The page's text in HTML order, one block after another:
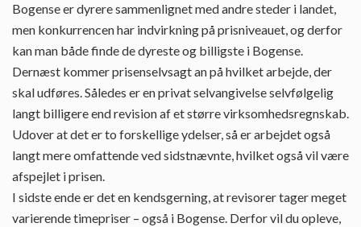
Bogense er dyrere sammenlignet med andre steder i landet,
men konkurrencen har indvirkning på prisniveauet, og derfor
kan man både finde de dyreste og billigste i Bogense.
Dernæst kommer prisenselvsagt an på hvilket arbejde, der
skal udføres. Således er en privat selvangivelse selvfølgelig
langt billigere end revision af et større virksomhedsregnskab.
Udover at det er to forskellige ydelser, så er arbejdet også
langt mere omfattende ved sidstnævnte, hvilket også vil være
afspejlet i prisen.
I sidste ende er det en kendsgerning, at revisorer tager meget
varierende timepriser – også i Bogense. Derfor vil du opleve,